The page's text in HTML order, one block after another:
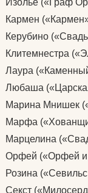
Кармен
Керубино
Клитемнестра
Лаура
Любаша
Марина Мнишек
Марфа
Марцелина
Орфей («Орфей и
Розина
Секст